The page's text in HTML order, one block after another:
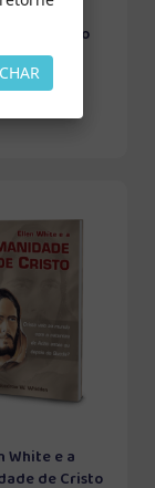
da Salvação
White e a
de Cristo